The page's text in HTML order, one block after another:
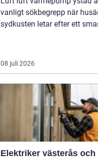
vanligt sökbegrepp när
sydkusten letar efter ett
08 juli 2026
Elektriker västerås och